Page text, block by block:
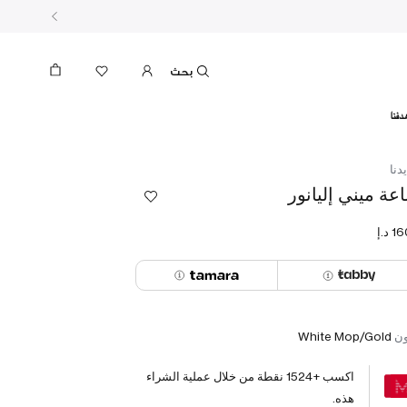
ميني إليانور
White Mop/Gold
اكسب +1524 نقطة من خلال عملية الشراء
هذه.